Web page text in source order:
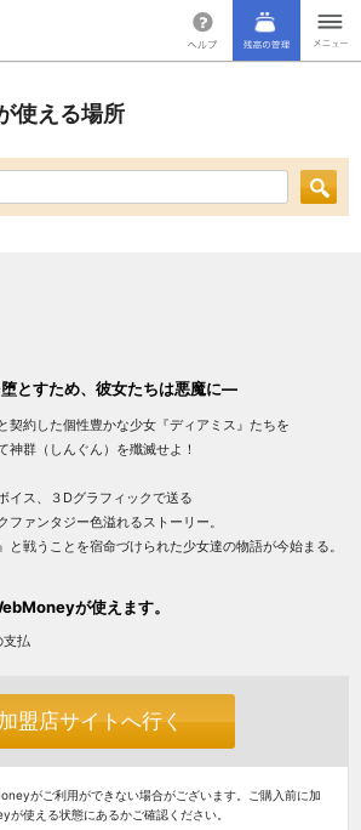
使える場所
とすため、彼女たちは悪魔に―
契約した個性豊かな少女『ディアミス』たちを
神群（しんぐん）を殲滅せよ！
イス、３Dグラフィックで送る
ファンタジー色溢れるストーリー。
と戦うことを宿命づけられた少女達の物語が今始まる。
が使えます。
支払
盟店サイトへ行く
がご利用ができない場合がございます。ご購入前に加
が使える状態にあるかご確認ください。